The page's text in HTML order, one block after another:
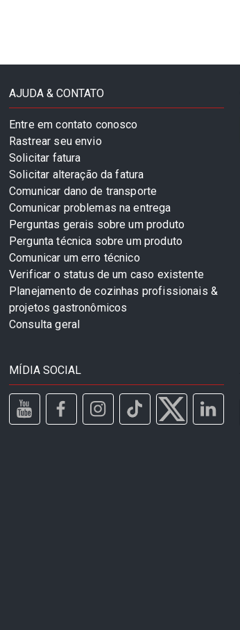
AJUDA & CONTATO
Entre em contato conosco
Rastrear seu envio
Solicitar fatura
Solicitar alteração da fatura
Comunicar dano de transporte
Comunicar problemas na entrega
Perguntas gerais sobre um produto
Pergunta técnica sobre um produto
Comunicar um erro técnico
Verificar o status de um caso existente
Planejamento de cozinhas profissionais &
projetos gastronômicos
Consulta geral
MÍDIA SOCIAL